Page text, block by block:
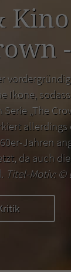
Ikone,
„The
allerdings
Jahren
da auch
Titel-Motiv: ©